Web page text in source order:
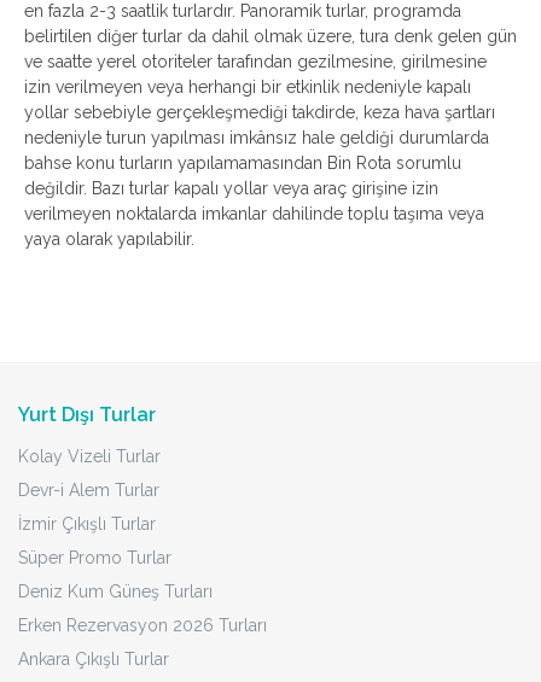
en fazla 2-3 saatlik turlardır. Panoramik turlar, programda
belirtilen diğer turlar da dahil olmak üzere, tura denk gelen gün
ve saatte yerel otoriteler tarafından gezilmesine, girilmesine
izin verilmeyen veya herhangi bir etkinlik nedeniyle kapalı
yollar sebebiyle gerçekleşmediği takdirde, keza hava şartları
nedeniyle turun yapılması imkânsız hale geldiği durumlarda
bahse konu turların yapılamamasından Bin Rota sorumlu
değildir. Bazı turlar kapalı yollar veya araç girişine izin
verilmeyen noktalarda imkanlar dahilinde toplu taşıma veya
yaya olarak yapılabilir.
Yurt Dışı Turlar
Kolay Vizeli Turlar
Devr-i Alem Turlar
İzmir Çıkışlı Turlar
Süper Promo Turlar
Deniz Kum Güneş Turları
Erken Rezervasyon 2026 Turları
Ankara Çıkışlı Turlar